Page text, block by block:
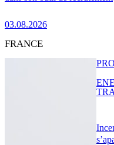
03.08.2026
FRANCE
PRO